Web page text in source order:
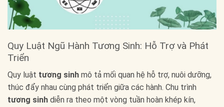
Quy Luật Ngũ Hành Tương Sinh: Hỗ Trợ và Phát
Triển
Quy luật tương sinh mô tả mối quan hệ hỗ trợ, nuôi dưỡng,
thúc đẩy nhau cùng phát triển giữa các hành. Chu trình
tương sinh diễn ra theo một vòng tuần hoàn khép kín,